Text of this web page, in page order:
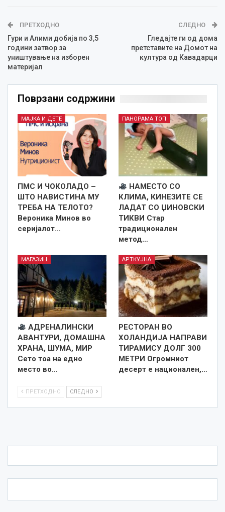
ПРЕТХОДНО
Гури и Алими добија по 3,5
години затвор за
уништување на изборен
материјал
СЛЕДНО
Гледајте ги од дома
претставите на Домот на
култура од Кавадарци
Поврзани содржини
МАЈКА И ДЕТЕ
ПМС И ЧОКОЛАДО –
ШТО НАВИСТИНА МУ
ТРЕБА НА ТЕЛОТО?
Вероника Минов во
серијалот…
ПАНОРАМА ТОП
НАМЕСТО СО
КЛИМА, КИНЕЗИТЕ СЕ
ЛАДАТ СО ЏИНОВСКИ
ТИКВИ Стар
традиционален
метод…
МАГАЗИН
АДРЕНАЛИНСКИ
АВАНТУРИ, ДОМАШНА
ХРАНА, ШУМА, МИР
Сето тоа на едно
место во…
АРТКУЈНА
РЕСТОРАН ВО
ХОЛАНДИЈА НАПРАВИ
ТИРАМИСУ ДОЛГ 300
МЕТРИ Огромниот
десерт е национален,…
ПРЕТХОДНО СЛЕДНО